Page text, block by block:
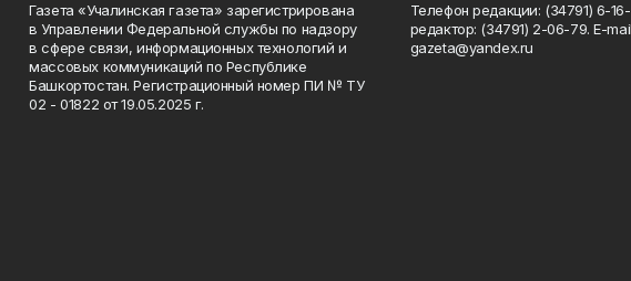
Газета «Учалинская газета» зарегистрирована
в Управлении Федеральной службы по надзору
в сфере связи, информационных технологий и
массовых коммуникаций по Республике
Башкортостан. Регистрационный номер ПИ № ТУ
02 - 01822 от 19.05.2025 г.
Телефон редакции: (34791) 6-
редактор: (34791) 2-06-79. Е-
gazeta@yandex.ru